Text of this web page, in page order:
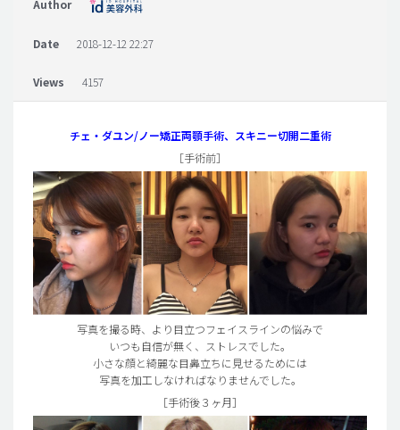
病院紹介
安全整形
ご相談のお問い合わせ
Author
Date 2018-12-12 22:27
Views 4157
チェ・ダユン/ノー矯正両顎手術、スキニー切開二重術
［手術前］
写真を撮る時、より目立つフェイスラインの悩みで
いつも自信が無く、ストレスでした。
小さな顔と綺麗な目鼻立ちに見せるためには
写真を加工しなければなりませんでした。
［手術後３ヶ月］